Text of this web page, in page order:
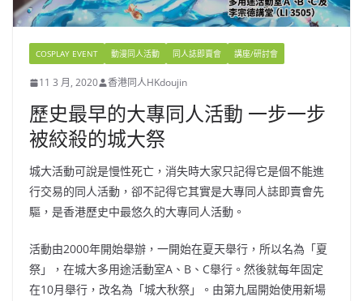
COSPLAY EVENT 動漫同人活動 同人誌即賣會 講座/研討會
11 3 月, 2020 香港同人HKdoujin
歷史最早的大專同人活動 一步一步
被絞殺的城大祭
城大活動可說是慢性死亡，消失時大家只記得它是個不能進
行交易的同人活動，卻不記得它其實是大專同人誌即賣會先
驅，是香港歷史中最悠久的大專同人活動。
活動由2000年開始舉辦，一開始在夏天舉行，所以名為「夏
祭」，在城大多用途活動室A、B、C舉行。然後就每年固定
在10月舉行，改名為「城大秋祭」。由第九屆開始使用新場